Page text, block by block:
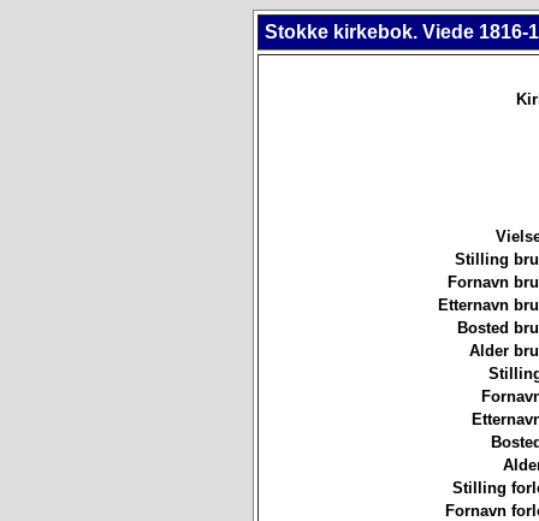
Stokke kirkebok. Viede 1816-
Stilling
Fornavn
Etternavn
Bosted
Alder
Stilling
Fornavn